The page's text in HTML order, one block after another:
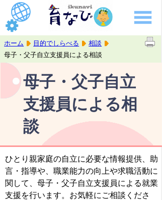
ホーム 目的でしらべる
相談
母子・父子自立支援員による相談
母子・父子自立
支援員による相
談
ひとり親家庭の自立に必要な情報提供、助
言・指導や、職業能力の向上や求職活動に
関して、母子・父子自立支援員による就業
支援を行います。お気軽にご相談くださ